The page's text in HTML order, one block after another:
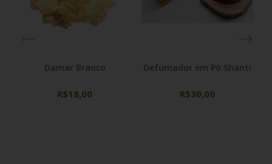
Damar Branco
R$18,00
Defumador em Pó Shanti
R$30,00